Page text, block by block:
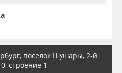
поселок Шушары, 2-й
строение 1